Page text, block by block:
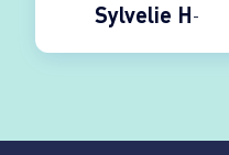
Sylvelie H